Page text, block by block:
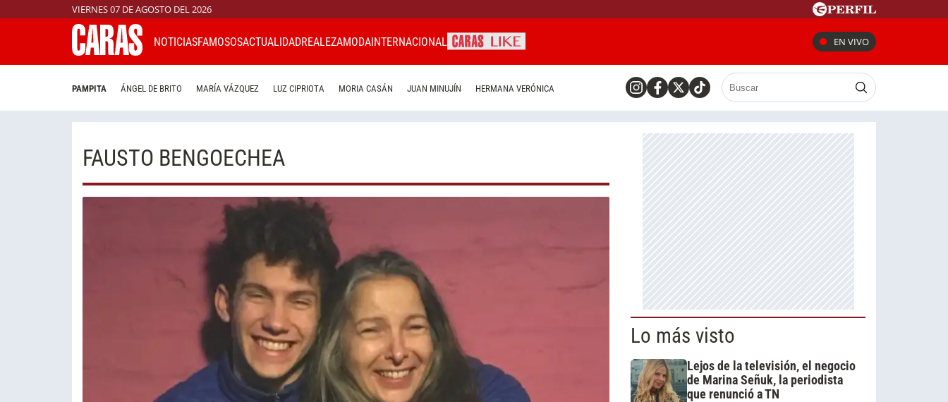
VIERNES 07 DE AGOSTO DEL 2026
NOTICIASFAMOSOSACTUALIDADREALEZAMODAINTERNACIONAL EN VIVO
PAMPITA ÁNGEL DE BRITO MARÍA VÁZQUEZ LUZ CIPRIOTA MORIA CASÁN JUAN MINUJÍN HERMANA VERÓNICA
FAUSTO BENGOECHEA
Lo más visto
Lejos de la televisión, el negocio
de Marina Señuk, la periodista
que renunció a TN